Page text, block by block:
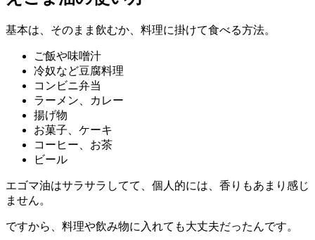
基本は、そのまま飲むか、料理に掛けて食べる方法。
ご飯や味噌汁
冷奴など豆腐料理
コンビニ弁当
ラーメン、カレー
揚げ物
お菓子、ケーキ
コーヒー、お茶
ビール
エゴマ油はサラサラしてて、個人的には、香りもあまり感じ
ません。
ですから、料理や飲み物に入れても大丈夫だったんです。